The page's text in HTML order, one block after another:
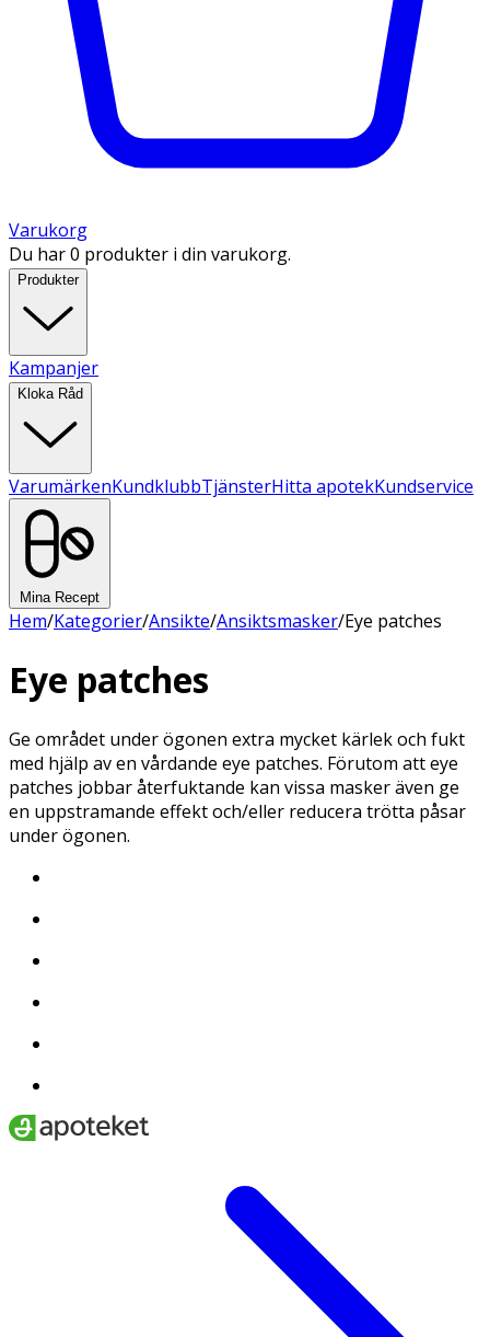
Varukorg
Du har 0 produkter i din varukorg.
Produkter
Kampanjer
Kloka Råd
VarumärkenKundklubbTjänsterHitta apotekKundservice
Mina Recept
Hem/Kategorier/Ansikte/Ansiktsmasker/Eye patches
Eye patches
Ge området under ögonen extra mycket kärlek och fukt
med hjälp av en vårdande eye patches. Förutom att eye
patches jobbar återfuktande kan vissa masker även ge
en uppstramande effekt och/eller reducera trötta påsar
under ögonen.